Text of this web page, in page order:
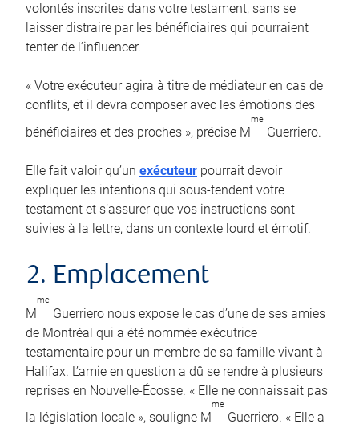
volontés inscrites dans votre testament, sans se
laisser distraire par les bénéficiaires qui pourraient
tenter de l’influencer.
« Votre exécuteur agira à titre de médiateur en cas de
conflits, et il devra composer avec les émotions des
bénéficiaires et des proches », précise M
me
Guerriero.
Elle fait valoir qu’un exécuteur pourrait devoir
expliquer les intentions qui sous-tendent votre
testament et s’assurer que vos instructions sont
suivies à la lettre, dans un contexte lourd et émotif.
2. Emplacement
M
me
Guerriero nous expose le cas d’une de ses amies
de Montréal qui a été nommée exécutrice
testamentaire pour un membre de sa famille vivant à
Halifax. L’amie en question a dû se rendre à plusieurs
reprises en Nouvelle-Écosse. « Elle ne connaissait pas
la législation locale », souligne M
me
Guerriero. « Elle a